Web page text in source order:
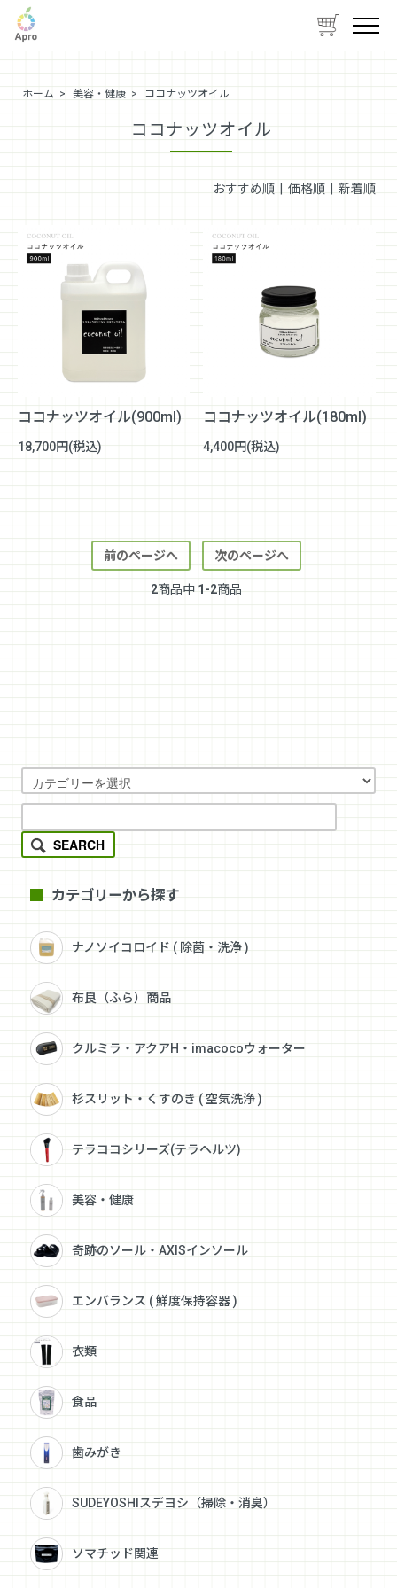
ホーム > 美容・健康 > ココナッツオイル
ココナッツオイル
おすすめ順 | 価格順| 新着順
ココナッツオイル(900ml)
18,700円(税込)
ココナッツオイル(180ml)
4,400円(税込)
前のページへ 次のページへ
2商品中 1-2商品
SEARCH
カテゴリーから探す
ナノソイコロイド ( 除菌・洗浄 )
布良（ふら）商品
クルミラ・アクアH・imacocoウォーター
杉スリット・くすのき ( 空気洗浄 )
テラココシリーズ(テラヘルツ)
美容・健康
奇跡のソール・AXISインソール
エンバランス ( 鮮度保持容器 )
衣類
食品
歯みがき
SUDEYOSHIスデヨシ（掃除・消臭）
ソマチッド関連